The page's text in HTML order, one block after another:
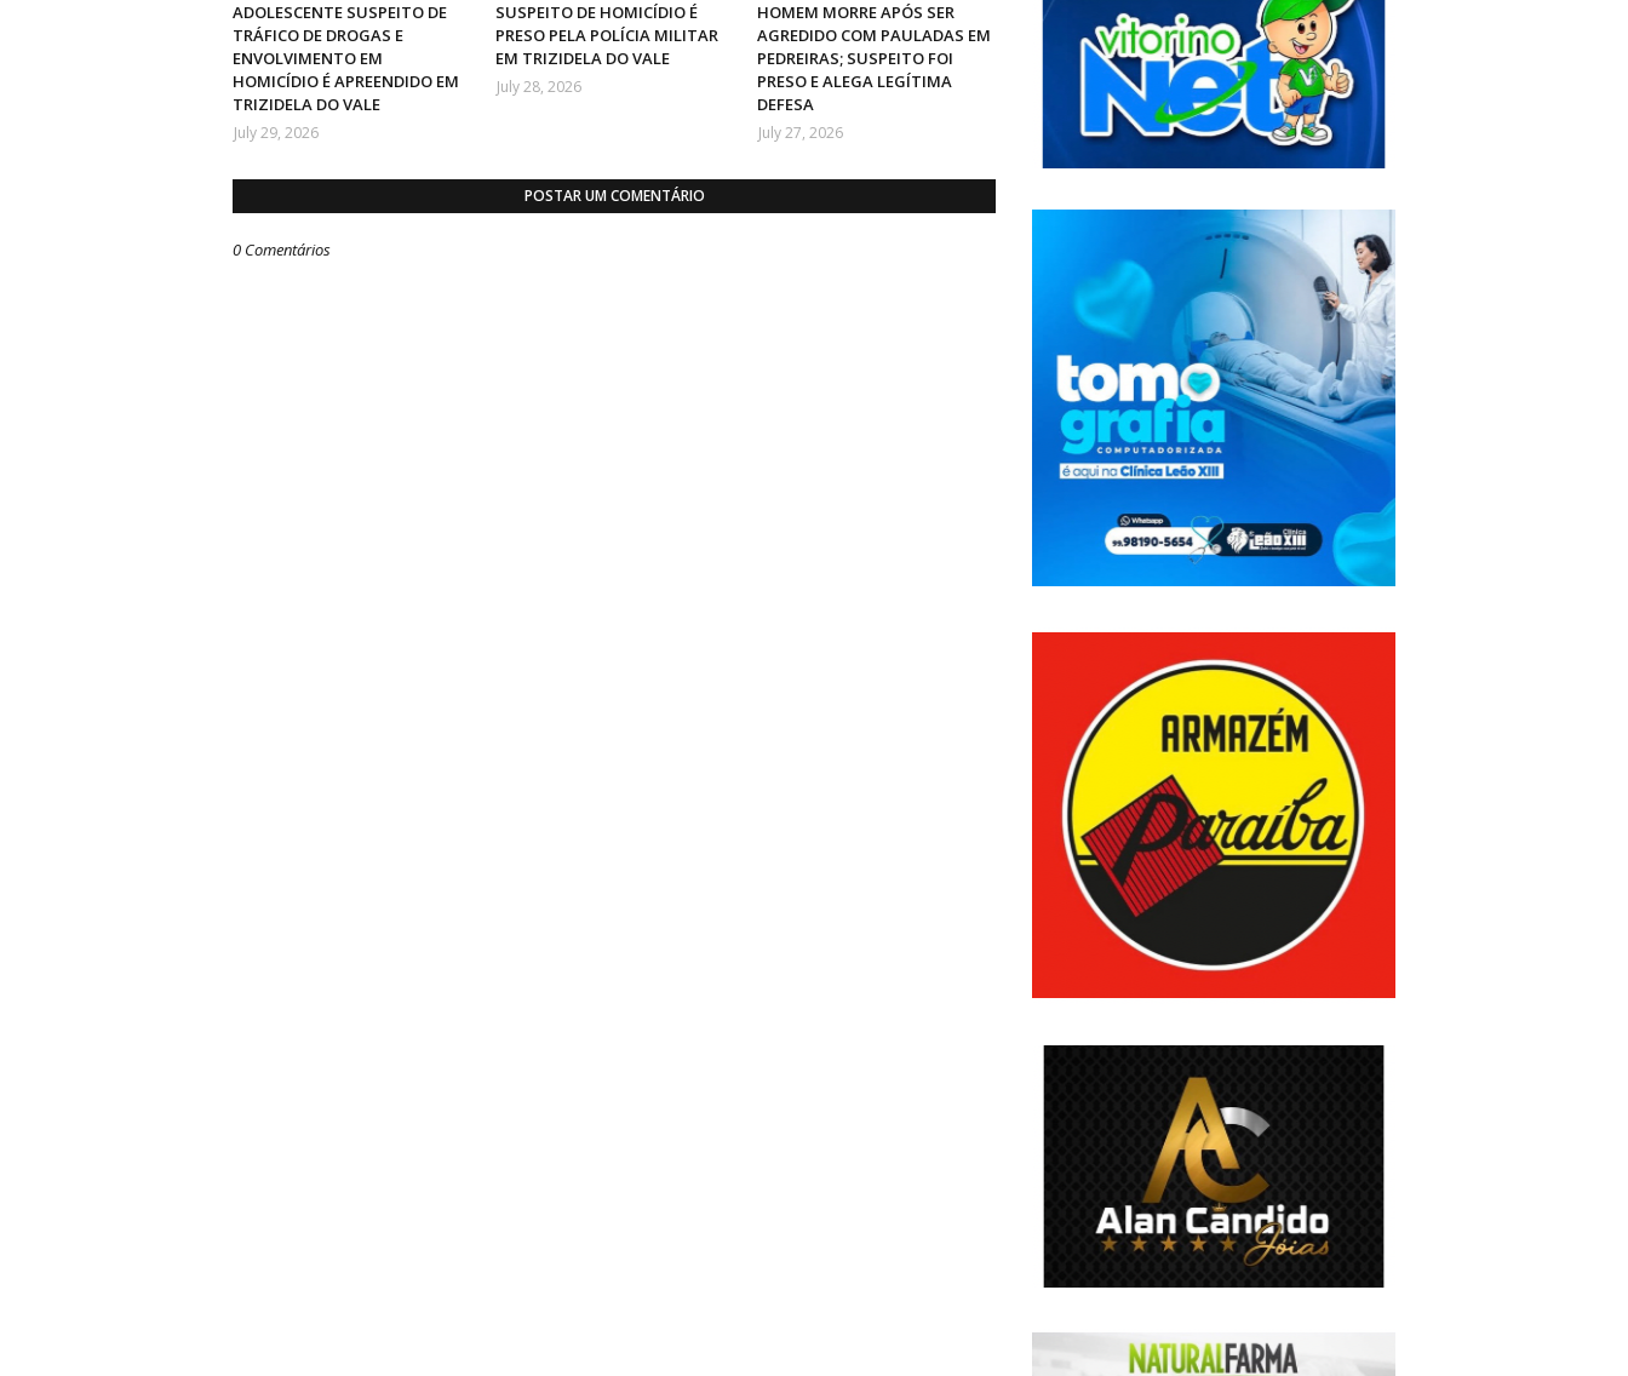
ADOLESCENTE SUSPEITO DE
TRÁFICO DE DROGAS E
ENVOLVIMENTO EM
HOMICÍDIO É APREENDIDO EM
TRIZIDELA DO VALE
July 29, 2026
SUSPEITO DE HOMICÍDIO É
PRESO PELA POLÍCIA MILITAR
EM TRIZIDELA DO VALE
July 28, 2026
HOMEM MORRE APÓS SER
AGREDIDO COM PAULADAS EM
PEDREIRAS; SUSPEITO FOI
PRESO E ALEGA LEGÍTIMA
DEFESA
July 27, 2026
POSTAR UM COMENTÁRIO
0 Comentários